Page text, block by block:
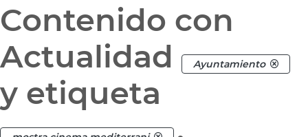
Contenido con
Actualidad
Ayuntamiento
y etiqueta
.